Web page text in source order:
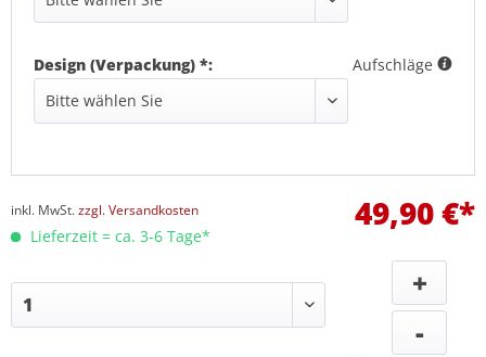
Design (Verpackung) *: Aufschläge
49,90 €*
inkl. MwSt.zzgl. Versandkosten
Lieferzeit = ca. 3-6 Tage*
+
-